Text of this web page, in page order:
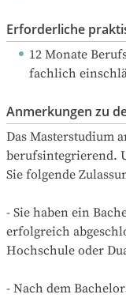
Erforderliche
12 Monate
fachlich
Anmerkungen zu
Das Masterstudium
berufsintegrierend.
Sie folgende
- Sie haben ein
erfolgreich
Hochschule oder
- Nach dem